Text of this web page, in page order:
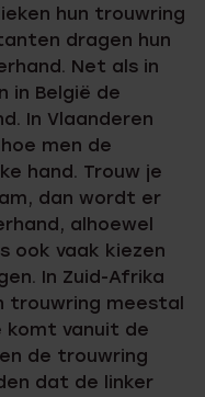
hun trouwring
dragen hun
Net als in
in België de
In Vlaanderen
men de
hand. Trouw je
dan wordt er
alhoewel
ook vaak kiezen
In Zuid-Afrika
trouwring meestal
komt vanuit de
de trouwring
dat de linker